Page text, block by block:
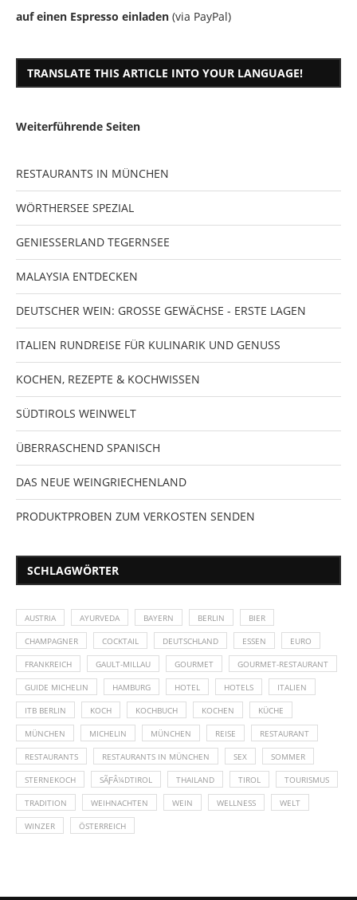
auf einen Espresso einladen (via PayPal)
TRANSLATE THIS ARTICLE INTO YOUR LANGUAGE!
Weiterführende Seiten
RESTAURANTS IN MÜNCHEN
WÖRTHERSEE SPEZIAL
GENIESSERLAND TEGERNSEE
MALAYSIA ENTDECKEN
DEUTSCHER WEIN: GROSSE GEWÄCHSE - ERSTE LAGEN
ITALIEN RUNDREISE FÜR KULINARIK UND GENUSS
KOCHEN, REZEPTE & KOCHWISSEN
SÜDTIROLS WEINWELT
ÜBERRASCHEND SPANISCH
DAS NEUE WEINGRIECHENLAND
PRODUKTPROBEN ZUM VERKOSTEN SENDEN
SCHLAGWÖRTER
AUSTRIA AYURVEDA BAYERN BERLIN BIER
CHAMPAGNER COCKTAIL DEUTSCHLAND ESSEN EURO
FRANKREICH GAULT-MILLAU GOURMET GOURMET-RESTAURANT
GUIDE MICHELIN HAMBURG HOTEL HOTELS ITALIEN
ITB BERLIN KOCH KOCHBUCH KOCHEN KÜCHE
MÜNCHEN MICHELIN MÜNCHEN REISE RESTAURANT
RESTAURANTS RESTAURANTS IN MÜNCHEN SEX SOMMER
STERNEKOCH SÃƑÂ¼DTIROL THAILAND TIROL TOURISMUS
TRADITION WEIHNACHTEN WEIN WELLNESS WELT
WINZER ÖSTERREICH